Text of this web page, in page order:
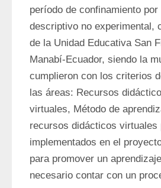
período de confinamiento
descriptivo no experimental,
de la Unidad Educativa San
Manabí-Ecuador, siendo la
cumplieron con los criterios
las áreas: Recursos
virtuales, Método de
recursos didácticos
implementados en el
para promover un
necesario contar con un